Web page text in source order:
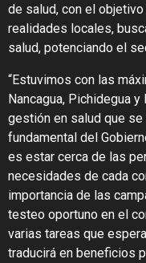
de salud, con el
realidades locales,
salud, potenciando el
“Estuvimos con las
Nancagua, Pichidegua
gestión en salud que
fundamental del
es estar cerca de las
necesidades de cada
importancia de las
testeo oportuno en el
varias tareas que
traducirá en beneficios